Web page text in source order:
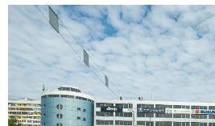
АКЦИИ
О КОМПАНИИ
КОНТАКТЫ